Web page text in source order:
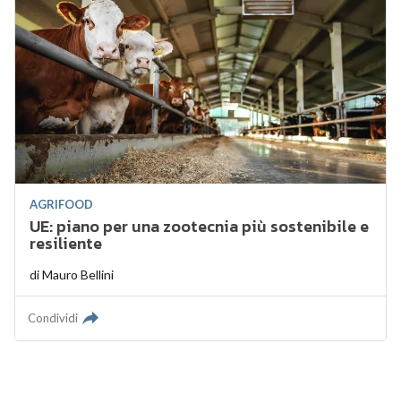
AGRIFOOD
UE: piano per una zootecnia più sostenibile e
resiliente
diMauro Bellini
Condividi